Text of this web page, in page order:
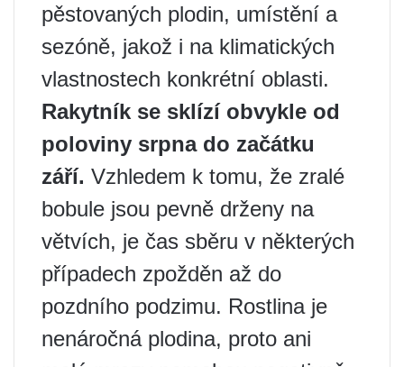
pěstovaných plodin, umístění a
sezóně, jakož i na klimatických
vlastnostech konkrétní oblasti.
Rakytník se sklízí obvykle od
poloviny srpna do začátku
září. Vzhledem k tomu, že zralé
bobule jsou pevně drženy na
větvích, je čas sběru v některých
případech zpožděn až do
pozdního podzimu. Rostlina je
nenáročná plodina, proto ani